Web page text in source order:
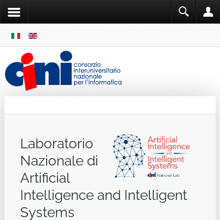
MENU
Laboratorio
Nazionale di
Artificial
Intelligence and Intelligent
Systems